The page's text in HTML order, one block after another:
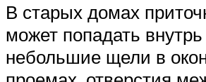
В старых домах
может попадать внутрь
небольшие щели в